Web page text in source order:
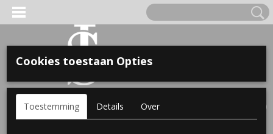
Inloggen Registreren
(0)
VOOR KINDEREN
OPA & OMA.
Cookies toestaan Opties
Toestemming Details Over